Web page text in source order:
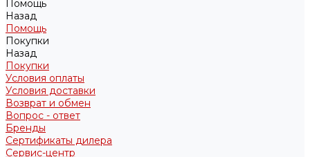
Помощь
Назад
Помощь
Покупки
Назад
Покупки
Условия оплаты
Условия доставки
Возврат и обмен
Вопрос - ответ
Бренды
Сертификаты дилера
Сервис-центр